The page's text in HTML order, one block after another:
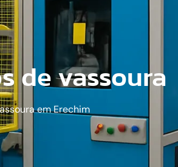
de vassoura
em Erechim